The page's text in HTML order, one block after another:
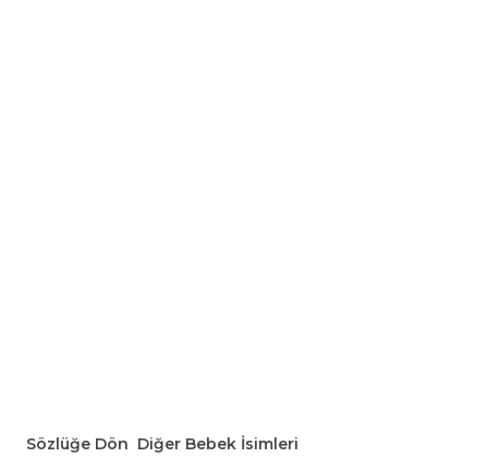
Sözlüğe Dön Diğer Bebek İsimleri